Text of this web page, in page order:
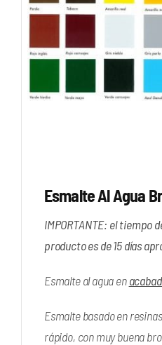
Esmalte Al Agua
IMPORTANTE: el tiempo
producto es de 15 días
Esmalte al agua en
Esmalte basado en
rápido, con muy buena